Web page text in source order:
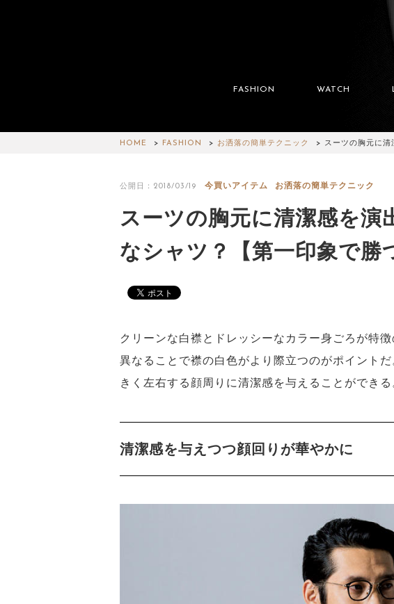
FASHION WATCH
HOME FASHION お洒落の簡単テクニック スーツの胸元に清
公開日：2018/03/19 今買いアイテム お洒落の簡単テクニック
スーツの胸元に清潔感を演
なシャツ？【第一印象で勝
クリーンな白襟とドレッシーなカラー身ごろが特
異なることで襟の白色がより際立つのがポイント
きく左右する顔周りに清潔感を与えることができる
清潔感を与えつつ顔回りが華やかに